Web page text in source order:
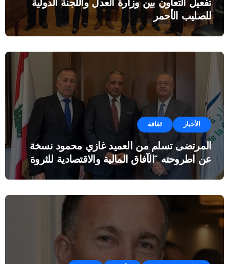
تفعيل التعاون بين وزارة العدل واللجنة الدولية
للصليب الأحمر
الأخبار ثقافة
المرتضى تسلم من العميد غازي محمود نسخة
عن اطروحته “الآفاق المالية والاقتصادية للثروة